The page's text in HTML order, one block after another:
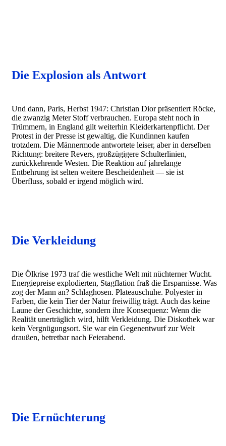
Die Explosion als Antwort
Und dann, Paris, Herbst 1947: Christian Dior präsentiert Röcke,
die zwanzig Meter Stoff verbrauchen. Europa steht noch in
Trümmern, in England gilt weiterhin Kleiderkartenpflicht. Der
Protest in der Presse ist gewaltig, die Kundinnen kaufen
trotzdem. Die Männermode antwortete leiser, aber in derselben
Richtung: breitere Revers, großzügigere Schulterlinien,
zurückkehrende Westen. Die Reaktion auf jahrelange
Entbehrung ist selten weitere Bescheidenheit — sie ist
Überfluss, sobald er irgend möglich wird.
Die Verkleidung
Die Ölkrise 1973 traf die westliche Welt mit nüchterner Wucht.
Energiepreise explodierten, Stagflation fraß die Ersparnisse. Was
zog der Mann an? Schlaghosen. Plateauschuhe. Polyester in
Farben, die kein Tier der Natur freiwillig trägt. Auch das keine
Laune der Geschichte, sondern ihre Konsequenz: Wenn die
Realität unerträglich wird, hilft Verkleidung. Die Diskothek war
kein Vergnügungsort. Sie war ein Gegenentwurf zur Welt
draußen, betretbar nach Feierabend.
Die Ernüchterung